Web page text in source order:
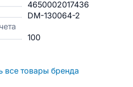
4650002017436
DM-130064-2
100
все товары бренда